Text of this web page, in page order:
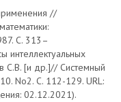
//
С. 313–
интеллектуальных
С.В. [и др.]// Системный
No2. С. 112-129. URL:
02.12.2021).